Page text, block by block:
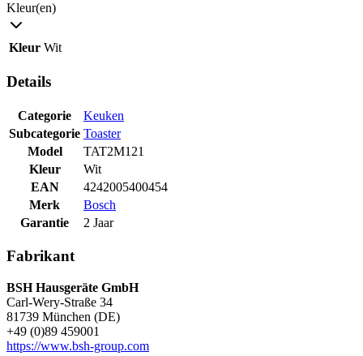
Kleur(en)
Kleur Wit
Details
Categorie
Keuken
Subcategorie Toaster
Model
TAT2M121
Kleur
Wit
EAN
4242005400454
Merk
Bosch
Garantie
2 Jaar
Fabrikant
BSH Hausgeräte GmbH
Carl-Wery-Straße 34
81739 München (DE)
+49 (0)89 459001
https://www.bsh-group.com